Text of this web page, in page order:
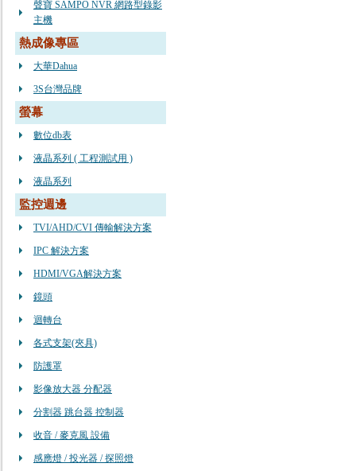
聲寶 SAMPO NVR 網路型錄影
主機
熱成像專區
大華Dahua
3S台灣品牌
螢幕
數位db表
液晶系列 ( 工程測試用 )
液晶系列
監控週邊
TVI/AHD/CVI 傳輸解決方案
IPC 解決方案
HDMI/VGA解決方案
鏡頭
迴轉台
各式支架(夾具)
防護罩
影像放大器 分配器
分割器 跳台器 控制器
收音 / 麥克風 設備
感應燈 / 投光器 / 探照燈